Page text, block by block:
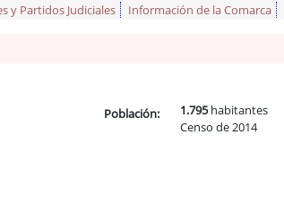
y Partidos Judiciales Información de la Comarca
Población: 1.795habitantes
Censo de 2014